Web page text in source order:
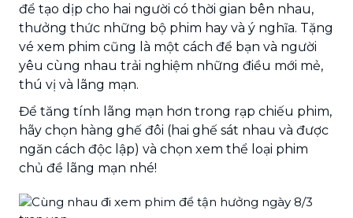
để tạo dịp cho hai người có thời gian bên nhau,
thưởng thức những bộ phim hay và ý nghĩa. Tặng
vé xem phim cũng là một cách để bạn và người
yêu cùng nhau trải nghiệm những điều mới mẻ,
thú vị và lãng mạn.
Để tăng tính lãng mạn hơn trong rạp chiếu phim,
hãy chọn hàng ghế đôi (hai ghế sát nhau và được
ngăn cách độc lập) và chọn xem thể loại phim
chủ đề lãng mạn nhé!